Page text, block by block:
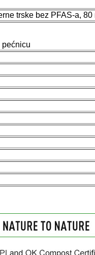
trske bez PFAS-a, 80
pećnicu